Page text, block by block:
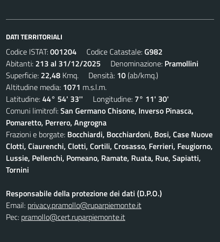
DATI TERRITORIALI
Codice ISTAT:001204 Codice Catastale:G982
Abitanti: 213 al 31/12/2025 Denominazione: Pramollini
Superficie: 22,48 Kmq. Densità: 10(ab/kmq.)
Altitudine media: 1071 m.s.l.m.
Latitudine:44° 54' 33'' Longitudine: 7° 11' 30'
Comuni limitrofi:San Germano Chisone, Inverso Pinasca,
Pomaretto, Perrero, Angrogna
Frazioni e borgate: Bocchiardi, Bocchiardoni, Bosi, Case Nuove
Clotti, Ciaurenchi, Clotti, Cortili, Crosasso, Ferrieri, Feugiorno,
Lussie, Pellenchi, Pomeano, Ramate, Ruata, Rue, Sapiatti,
Tornini
Responsabile della protezione dei dati (D.P.O.)
Email: privacy.pramollo@ruparpiemonte.it
Pec: pramollo@cert.ruparpiemonte.it